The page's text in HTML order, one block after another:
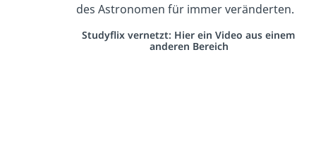
des Astronomen für immer veränderten.
Studyflix vernetzt: Hier ein Video aus einem
anderen Bereich